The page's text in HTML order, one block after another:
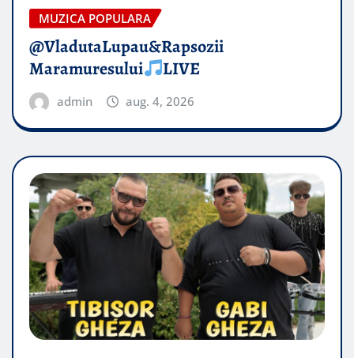
MUZICA POPULARA
@VladutaLupau&Rapsozii
Maramuresului
LIVE
admin aug. 4, 2026